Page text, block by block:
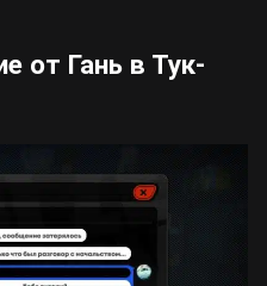
от Гань в Тук-